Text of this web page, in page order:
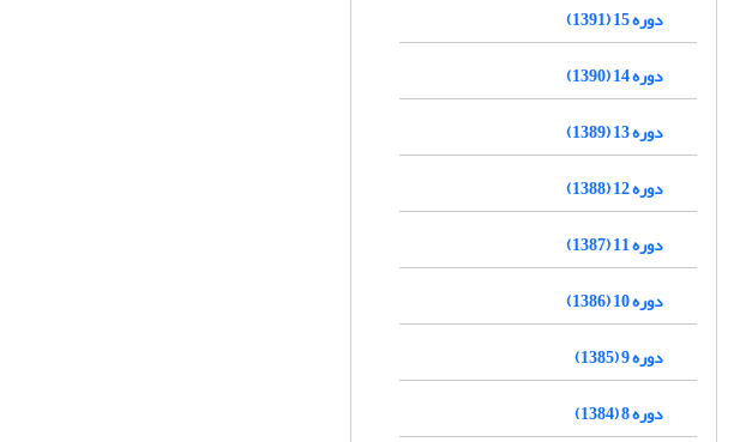
دوره 15 (1391)
دوره 14 (1390)
دوره 13 (1389)
دوره 12 (1388)
دوره 11 (1387)
دوره 10 (1386)
دوره 9 (1385)
دوره 8 (1384)